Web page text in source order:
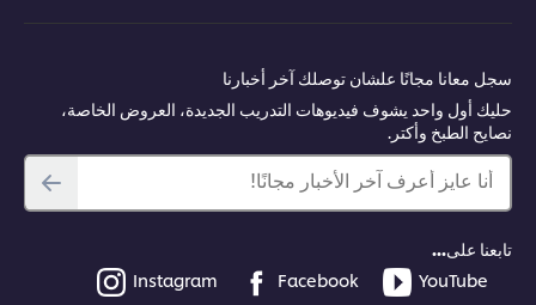
سجل معانا مجانًا علشان توصلك آخر أخبارنا
حليك أول واحد يشوف فيديوهات التدريب الجديدة، العروض الخاصة،
نصايح الطبخ وأكتر.
أنا عايز أعرف آخر الأخبار مجانًا!
تابعنا على...
YouTube
Facebook
Instagram